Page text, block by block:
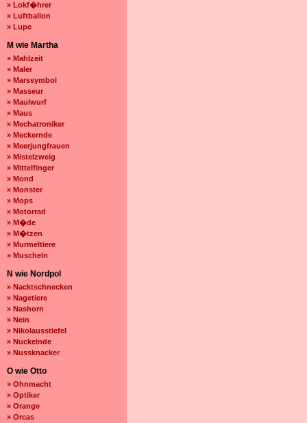
» Lokf�hrer
» Luftballon
» Lupe
M wie Martha
» Mahlzeit
» Maler
» Marssymbol
» Masseur
» Maulwurf
» Maus
» Mechatroniker
» Meckernde
» Meerjungfrauen
» Mistelzweig
» Mittelfinger
» Mond
» Monster
» Mops
» Motorrad
» M�de
» M�tzen
» Murmeltiere
» Muscheln
N wie Nordpol
» Nacktschnecken
» Nagetiere
» Nashorn
» Nein
» Nikolausstiefel
» Nuckelnde
» Nussknacker
O wie Otto
» Ohnmacht
» Optiker
» Orange
» Orcas